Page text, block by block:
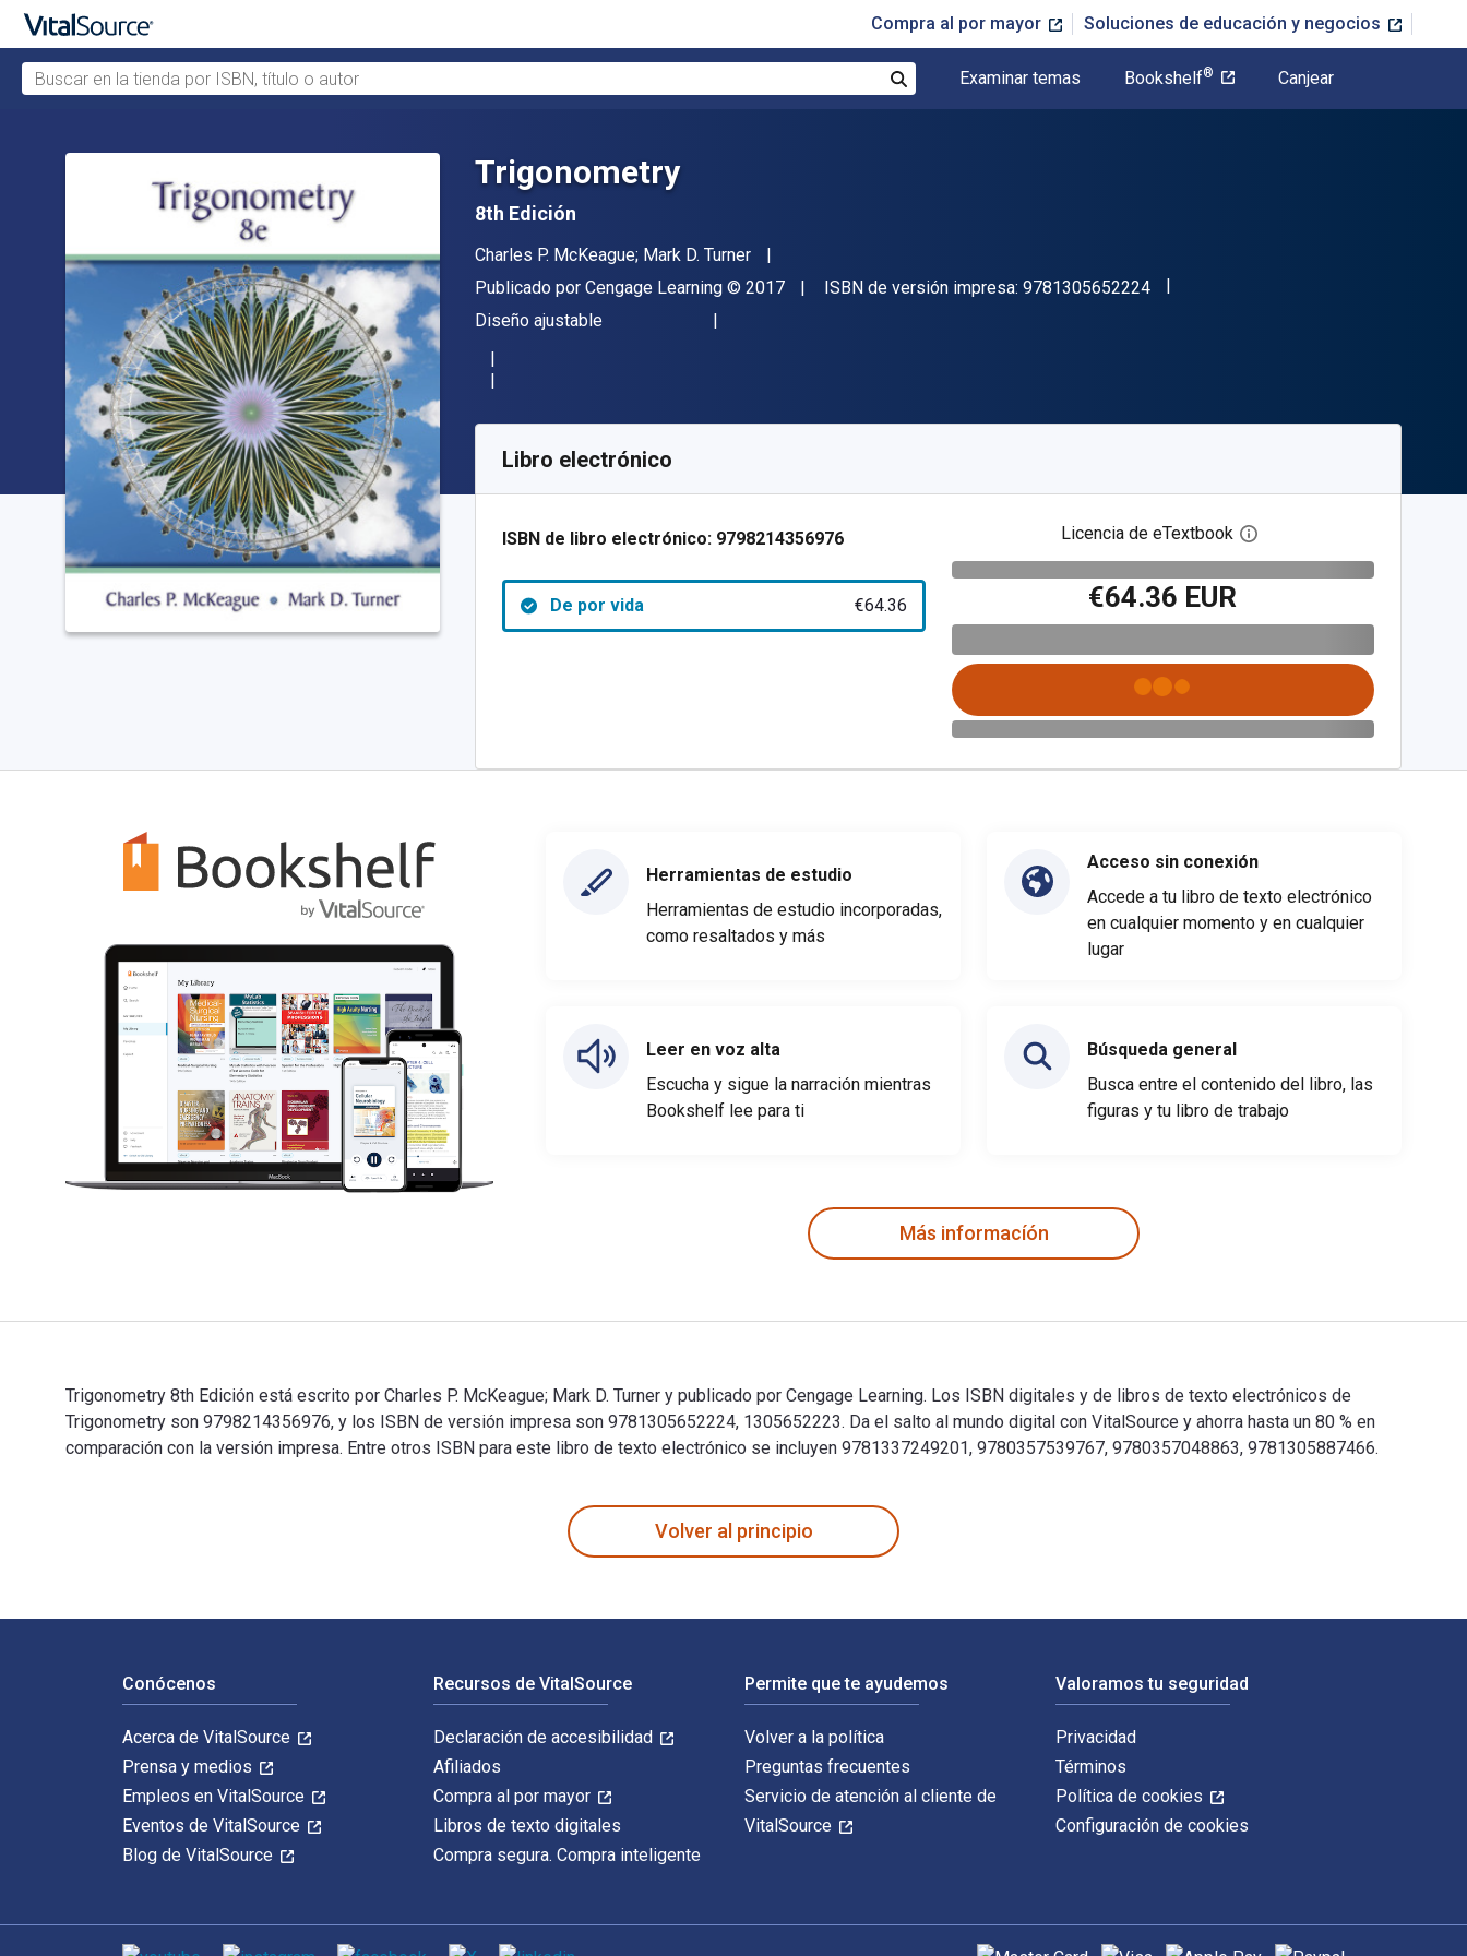
Compra al por mayor Soluciones de educación y negocios
Buscar en la tienda por ISBN, título o autor
Examinar temas Bookshelf® Canjear
Trigonometry
8th Edición
Autor(es)
Charles P. McKeague; Mark D. Turner
Editorial
Publicado por Cengage Learning Copyright
© 2017 ISBN de versión impresa: 9781305652224"ISBN-13 9781305652224"
Formato
Diseño ajustable
Código de referencia:
Libro electrónico
ISBN de libro electrónico: 9798214356976
De por vida €64.36
Licencia de eTextbook Abre el cuadro de diálogo
€64.36 EUR
Herramientas de estudio
Herramientas de estudio incorporadas,
como resaltados y más
Leer en voz alta
Escucha y sigue la narración mientras
Bookshelf lee para ti
Acceso sin conexión
Accede a tu libro de texto electrónico
en cualquier momento y en cualquier
lugar
Búsqueda general
Busca entre el contenido del libro, las
figuras y tu libro de trabajo
Más informacíón
Trigonometry 8th Edición está escrito por Charles P. McKeague; Mark D. Turner y publicado por Cengage Learning. Los ISBN digitales y de libros de texto electrónicos de
Trigonometry son 9798214356976, y los ISBN de versión impresa son 9781305652224, 1305652223. Da el salto al mundo digital con VitalSource y ahorra hasta un 80 % en
comparación con la versión impresa. Entre otros ISBN para este libro de texto electrónico se incluyen 9781337249201, 9780357539767, 9780357048863, 9781305887466.
Volver al principio
Conócenos
Acerca de VitalSource
Prensa y medios
Empleos en VitalSource
Eventos de VitalSource
Blog de VitalSource
Recursos de VitalSource
Declaración de accesibilidad
Afiliados
Compra al por mayor
Libros de texto digitales
Compra segura. Compra inteligente
Permite que te ayudemos
Volver a la política
Preguntas frecuentes
Servicio de atención al cliente de
VitalSource
Valoramos tu seguridad
Privacidad
Términos
Política de cookies
Configuración de cookies